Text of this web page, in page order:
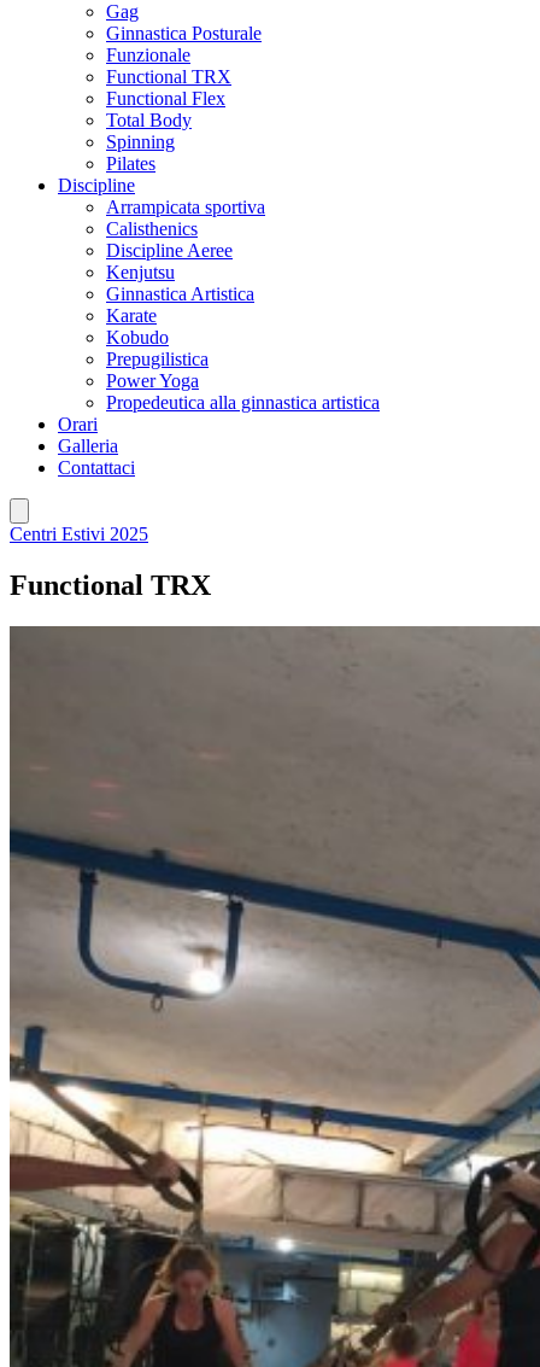
Gag
Ginnastica Posturale
Funzionale
Functional TRX
Functional Flex
Total Body
Spinning
Pilates
Discipline
Arrampicata sportiva
Calisthenics
Discipline Aeree
Kenjutsu
Ginnastica Artistica
Karate
Kobudo
Prepugilistica
Power Yoga
Propedeutica alla ginnastica artistica
Orari
Galleria
Contattaci
Centri Estivi 2025
Functional TRX